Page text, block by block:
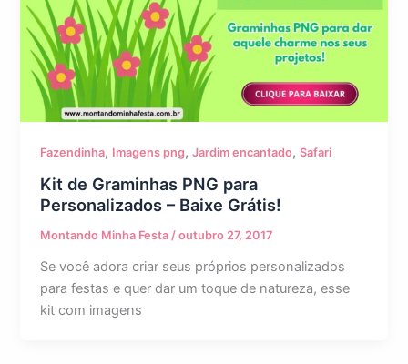
Fazendinha, Imagens png,Jardim encantado,Safari
Kit de Graminhas PNG para
Personalizados – Baixe Grátis!
Montando Minha Festa /outubro 27, 2017
Se você adora criar seus próprios personalizados
para festas e quer dar um toque de natureza, esse
kit com imagens